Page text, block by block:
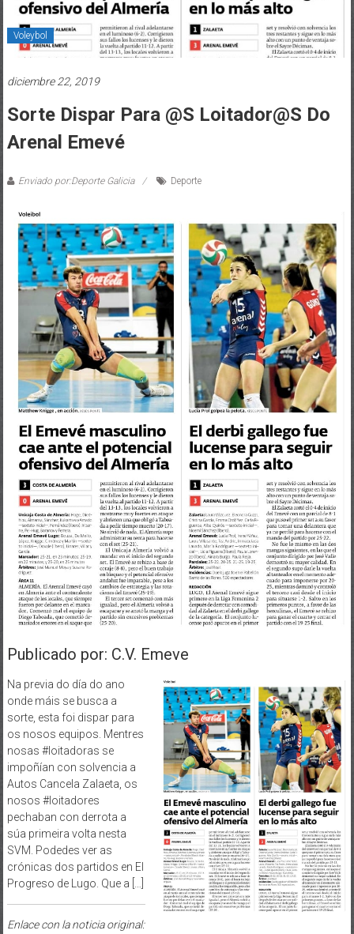
Voleybol
diciembre 22, 2019
Sorte Dispar Para @s Loitador@s Do
Arenal Emevé
Enviado por:Deporte Galicia Deporte
Publicado por: C.V. Emeve
Na previa do día do ano
onde máis se busca a
sorte, esta foi dispar para
os nosos equipos. Mentres
nosas #loitadoras se
impoñían con solvencia a
Autos Cancela Zalaeta, os
nosos #loitadores
pechaban con derrota a
súa primeira volta nesta
SVM. Podedes ver as
crónicas dos partidos en El
Progreso de Lugo. Que a […]
Enlace con la noticia original: